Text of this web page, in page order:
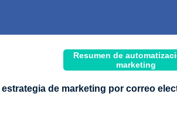
Resumen de
marketing
estrategia de marketing por correo